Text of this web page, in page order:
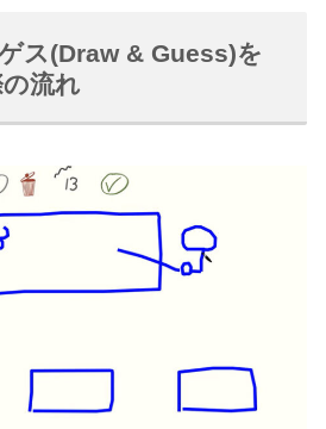
ス(Draw & Guess)を
流れ